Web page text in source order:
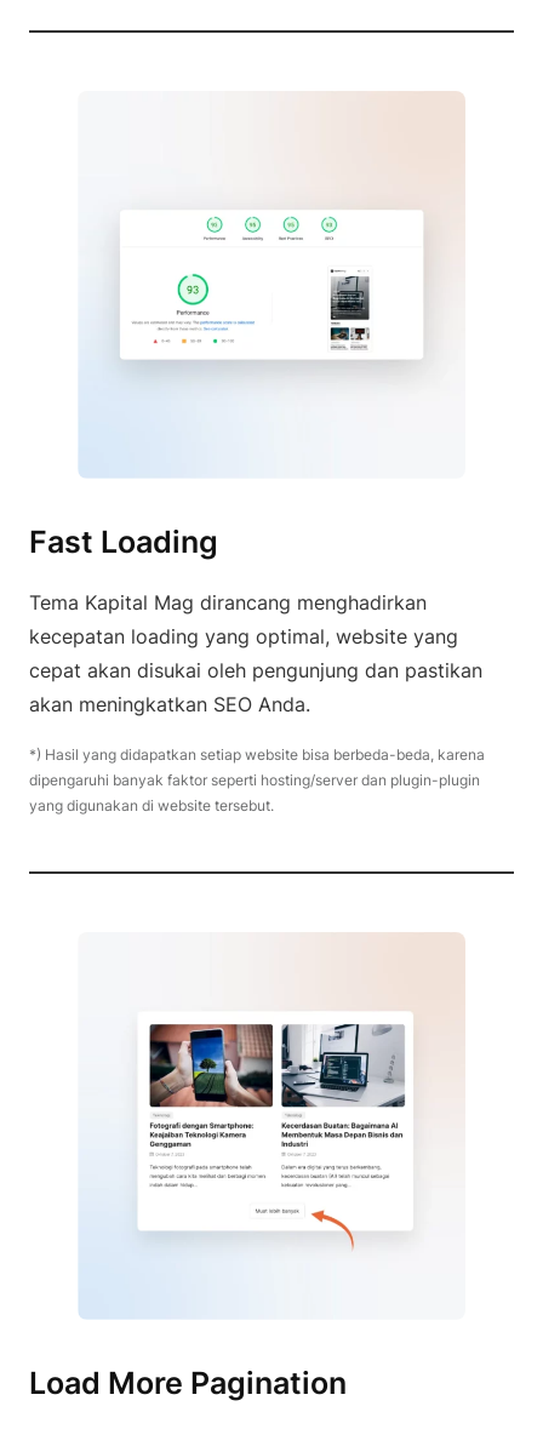
Fast Loading
Tema Kapital Mag dirancang menghadirkan
kecepatan loading yang optimal, website yang
cepat akan disukai oleh pengunjung dan pastikan
akan meningkatkan SEO Anda.
*) Hasil yang didapatkan setiap website bisa berbeda-beda, karena
dipengaruhi banyak faktor seperti hosting/server dan plugin-plugin
yang digunakan di website tersebut.
Load More Pagination